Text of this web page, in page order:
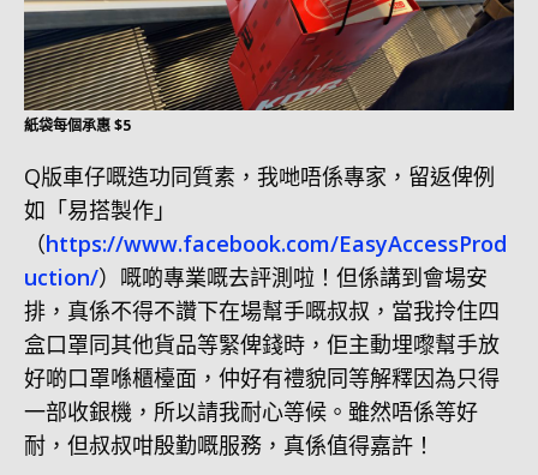
紙袋每個承惠 $5
Q版車仔嘅造功同質素，我哋唔係專家，留返俾例
如「易搭製作」
（https://www.facebook.com/EasyAccessProd
uction/）嘅啲專業嘅去評測啦！但係講到會場安
排，真係不得不讚下在場幫手嘅叔叔，當我拎住四
盒口罩同其他貨品等緊俾錢時，佢主動埋嚟幫手放
好啲口罩喺櫃檯面，仲好有禮貌同等解釋因為只得
一部收銀機，所以請我耐心等候。雖然唔係等好
耐，但叔叔咁殷勤嘅服務，真係值得嘉許！